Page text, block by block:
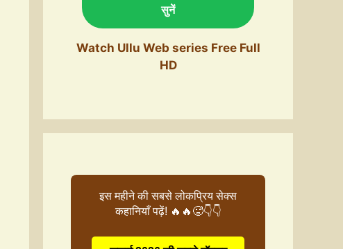
सुनें
Watch Ullu Web series Free Full
HD
इस महीने की सबसे लोकप्रिय सेक्स
कहानियाँ पढ़ें! 🔥🔥🥵👇👇